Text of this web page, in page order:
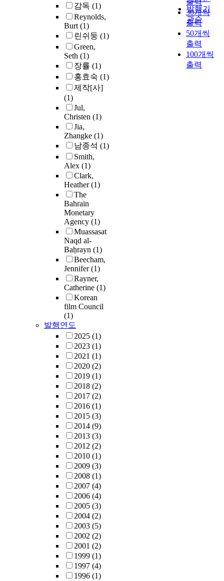
감독 (1)
Reynolds,
Burt(1)
린쉬둥 (1)
Green,
Seth (1)
장률 (1)
홍효숙 (1)
제작[사]
(1)
Jul,
Christen (1)
Jia,
Zhangke (1)
남종석 (1)
Smith,
Alex (1)
Clark,
Heather(1)
The
Bahrain
Monetary
Agency (1)
Muassasat
Naqd al-
Baḥrayn (1)
Beecham,
Jennifer(1)
Rayner,
Catherine (1)
Korean
film Council
(1)
발행연도
2025 (1)
2023 (1)
2021 (1)
2020 (2)
2019 (1)
2018 (2)
2017 (2)
2016 (1)
2015 (3)
2014 (9)
2013 (3)
2012 (2)
2010 (1)
2009 (3)
2008 (1)
2007 (4)
2006 (4)
2005 (3)
2004 (2)
2003 (5)
2002 (2)
2001 (2)
1999 (1)
1997 (4)
1996 (1)
발행기
관순
출력
30개씩
출력
50개씩
출력
100개씩
출력